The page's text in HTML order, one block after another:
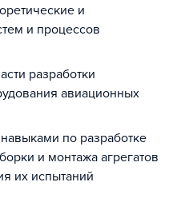
и
и процессов
разработки
авиационных
по разработке
и монтажа агрегатов
их испытаний